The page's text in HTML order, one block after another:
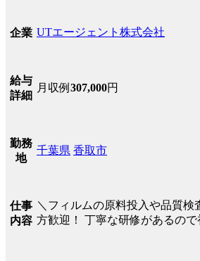
企業 UTエージェント株式会社
給与
詳細
月収例 307,000円
勤務
地
千葉県 香取市
仕事
内容
＼フィルムの原料投入や品質検
方歓迎！ 丁寧な研修があるので